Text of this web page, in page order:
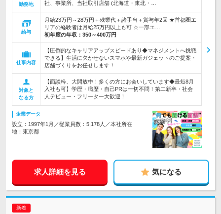
勤務地
社、事業所、当社取引店舗 (北海道・東北・…
給与
月給23万円～28万円＋残業代＋諸手当＋賞与年2回 ★首都圏エ
リアの経験者は月給25万円以上も可 ☆一部エ…
初年度の年収： 350～400万円
仕事内容
【圧倒的なキャリアアップスピードあり◆マネジメントへ挑戦
できる】生活に欠かせないスマホや最新ガジェットのご提案・
店舗づくりをお任せします！
対象と
なる方
【面談枠、大開放中！多くの方にお会いしています◆最短8月
入社も可】学歴・職歴・自己PRは一切不問！第二新卒・社会
人デビュー・フリーター大歓迎！
企業データ
設立：1997年1月／従業員数：5,178人／本社所在
地：東京都
求人詳細を見る 気になる